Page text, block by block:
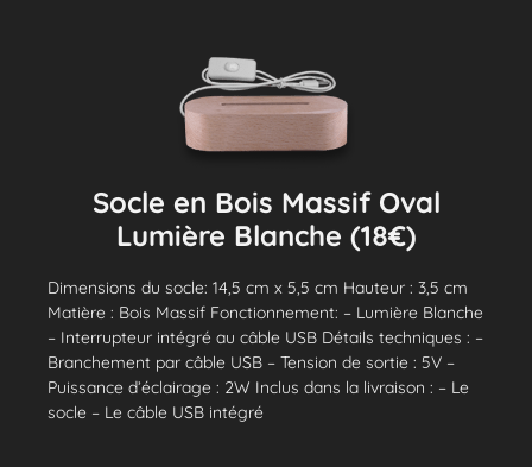
Socle en Bois Massif Oval
Lumière Blanche (18€)
Dimensions du socle: 14,5 cm x 5,5 cm Hauteur : 3,5 cm
Matière : Bois Massif Fonctionnement: – Lumière Blanche
– Interrupteur intégré au câble USB Détails techniques : –
Branchement par câble USB – Tension de sortie : 5V –
Puissance d’éclairage : 2W Inclus dans la livraison : – Le
socle – Le câble USB intégré